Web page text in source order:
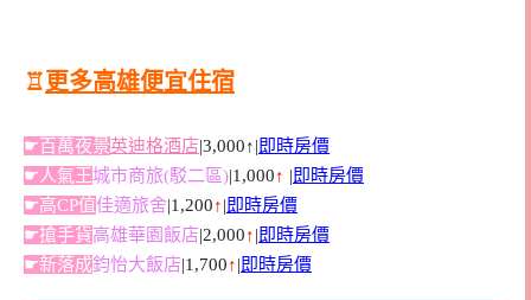
♖更多高雄便宜住宿
☛百萬夜景英迪格酒店|3,000↑|即時房價
☛人氣王城市商旅(駁二區)|1,000↑ |即時房價
☛高CP值佳適旅舍|1,200↑|即時房價
☛搶手貨高雄華園飯店|2,000↑|即時房價
☛新落成鈞怡大飯店|1,700↑|即時房價